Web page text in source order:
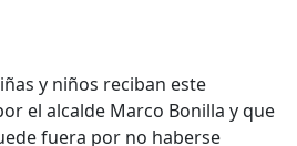
y niños reciban este
el alcalde Marco Bonilla y que
fuera por no haberse